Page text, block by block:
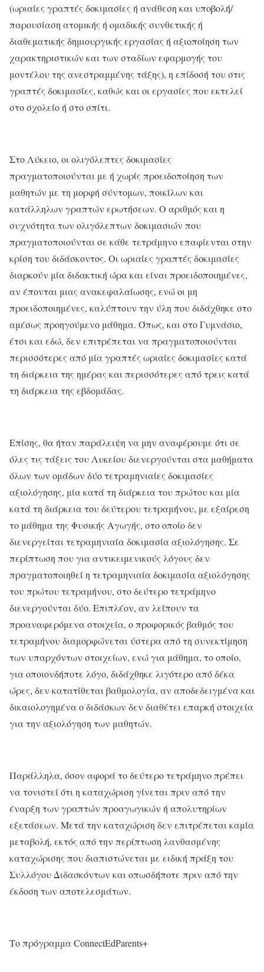
(ωριαίες γραπτές δοκιμασίες ή ανάθεση και υποβολή/
παρουσίαση ατομικής ή ομαδικής συνθετικής ή
διαθεματικής δημιουργικής εργασίας ή αξιοποίηση των
χαρακτηριστικών και των σταδίων εφαρμογής του
μοντέλου της ανεστραμμένης τάξης), η επίδοσή του στις
γραπτές δοκιμασίες, καθώς και οι εργασίες που εκτελεί
στο σχολείο ή στο σπίτι.
Στο Λύκειο, οι ολιγόλεπτες δοκιμασίες
πραγματοποιούνται με ή χωρίς προειδοποίηση των
μαθητών με τη μορφή σύντομων, ποικίλων και
κατάλληλων γραπτών ερωτήσεων. Ο αριθμός και η
συχνότητα των ολιγόλεπτων δοκιμασιών που
πραγματοποιούνται σε κάθε τετράμηνο επαφίενται στην
κρίση του διδάσκοντος. Οι ωριαίες γραπτές δοκιμασίες
διαρκούν μία διδακτική ώρα και είναι προειδοποιημένες,
αν έπονται μιας ανακεφαλαίωσης, ενώ οι μη
προειδοποιημένες, καλύπτουν την ύλη που διδάχθηκε στο
αμέσως προηγούμενο μάθημα. Όπως, και στο Γυμνάσιο,
έτσι και εδώ, δεν επιτρέπεται να πραγματοποιούνται
περισσότερες από μία γραπτές ωριαίες δοκιμασίες κατά
τη διάρκεια της ημέρας και περισσότερες από τρεις κατά
τη διάρκεια της εβδομάδας.
Επίσης, θα ήταν παράλειψη να μην αναφέρουμε ότι σε
όλες τις τάξεις του Λυκείου διενεργούνται στα μαθήματα
όλων των ομάδων δύοτετραμηνιαίες δοκιμασίες
αξιολόγησης, μία κατά τη διάρκεια του πρώτου και μία
κατά τη διάρκεια του δεύτερου τετραμήνου, με εξαίρεση
το μάθημα της Φυσικής Αγωγής, στο οποίο δεν
διενεργείταιτετραμηνιαίαδοκιμασία αξιολόγησης. Σε
περίπτωση που για αντικειμενικούς λόγους δεν
πραγματοποιηθεί η τετραμηνιαίαδοκιμασία αξιολόγησης
του πρώτου τετραμήνου, στο δεύτερο τετράμηνο
διενεργούνται δύο. Επιπλέον, αν λείπουν τα
προαναφερόμενα στοιχεία, ο προφορικός βαθμός του
τετραμήνου διαμορφώνεται ύστερα από τη συνεκτίμηση
των υπαρχόντων στοιχείων, ενώ για μάθημα, το οποίο,
για οποιονδήποτε λόγο, διδάχθηκε λιγότερο από δέκα
ώρες, δεν κατατίθεται βαθμολογία, αν αποδεδειγμένα και
δικαιολογημένα ο διδάσκων δεν διαθέτει επαρκή στοιχεία
για την αξιολόγηση των μαθητών.
Παράλληλα, όσον αφορά το δεύτερο τετράμηνο πρέπει
να τονιστεί ότι η καταχώριση γίνεται πριν από την
έναρξη των γραπτών προαγωγικών ή απολυτηρίων
εξετάσεων. Μετά την καταχώριση δεν επιτρέπεται καμία
μεταβολή, εκτός από την περίπτωση λανθασμένης
καταχώρισης που διαπιστώνεται με ειδική πράξη του
Συλλόγου Διδασκόντων και οπωσδήποτε πριν από την
έκδοση των αποτελεσμάτων.
Το πρόγραμμαConnectΕdParents+